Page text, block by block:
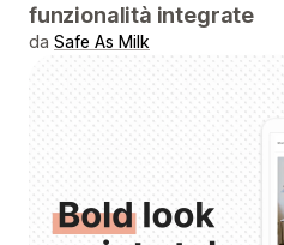
funzionalità integrate
da Safe As Milk